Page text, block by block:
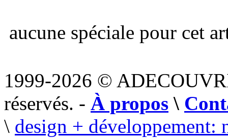
aucune spéciale pour cet
1999-2026 ©
réservés. - À propos \
\ design + développement: